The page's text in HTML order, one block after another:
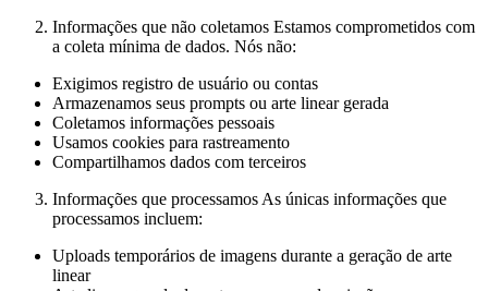
Informações que não coletamos Estamos comprometidos com
a coleta mínima de dados. Nós não:
Exigimos registro de usuário ou contas
Armazenamos seus prompts ou arte linear gerada
Coletamos informações pessoais
Usamos cookies para rastreamento
Compartilhamos dados com terceiros
Informações que processamos As únicas informações que
processamos incluem:
Uploads temporários de imagens durante a geração de arte
linear